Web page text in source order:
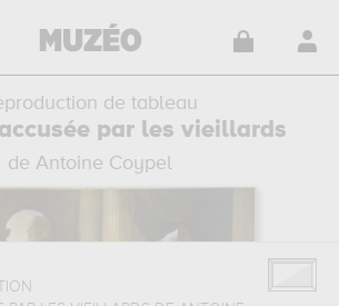
de tableau
par les vieillards
de Antoine Coypel